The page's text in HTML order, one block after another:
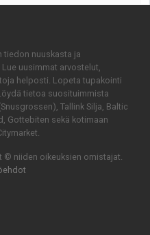
tiedon nuuskasta ja
uusimmat arvostelut,
helposti. Lopeta tupakointi
tietoa suosituimmista
Tallink Silja, Baltic
Gottebiten sekä kotimaan
© niiden oikeuksien omistajat.